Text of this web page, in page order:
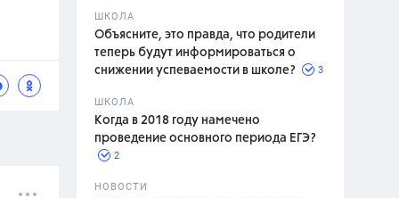
ШКОЛА
Объясните, это правда, что родители
теперь будут информироваться о
снижении успеваемости в школе?
3
ШКОЛА
Когда в 2018 году намечено
проведение основного периода ЕГЭ?
2
НОВОСТИ